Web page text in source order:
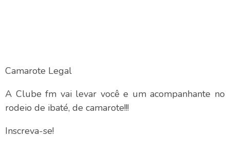
Camarote Legal
A Clube fm vai levar você e um acompanhante no
rodeio de ibaté, de camarote!!!
Inscreva-se!